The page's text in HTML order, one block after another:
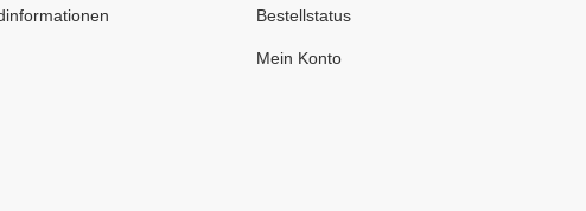
Bestellstatus
Mein Konto